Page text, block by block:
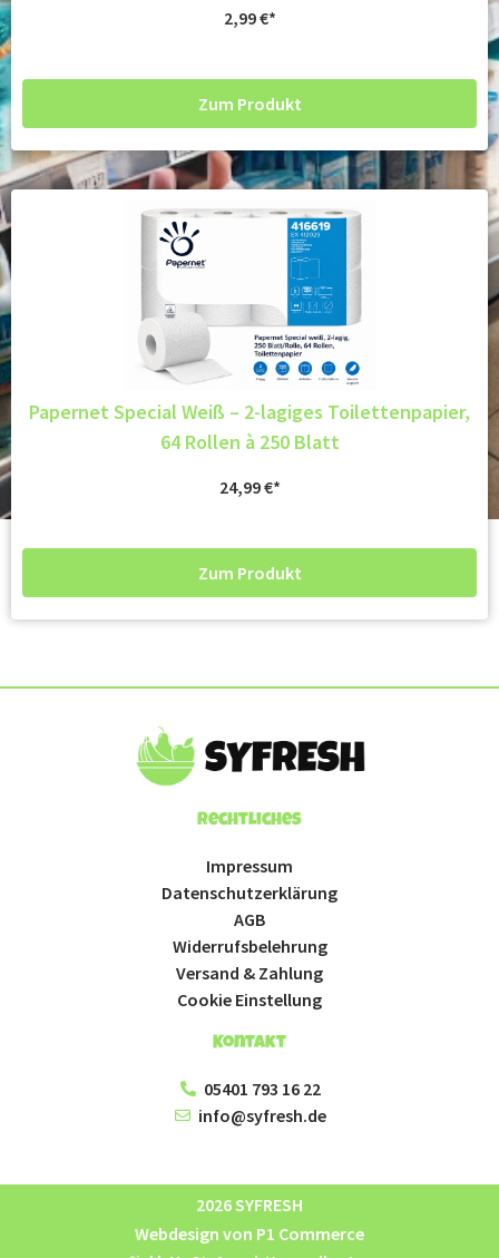
2,99€
Zum Produkt
Papernet Special Weiß – 2-lagiges Toilettenpapier,
64 Rollen à 250 Blatt
24,99€
Zum Produkt
Rechtliches
Impressum
Datenschutzerklärung
AGB
Widerrufsbelehrung
Versand & Zahlung
Cookie Einstellung
Kontakt
05401 793 16 22
info@syfresh.de
2026 SYFRESH
Webdesign von P1 Commerce